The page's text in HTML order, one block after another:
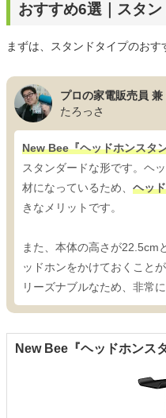
おすすめ6選｜スタ
まずは、スタンドタイプのおす
プロの家電販売員
たろっさ
New Bee『ヘッドホンスタ
スタンダードな形です。ヘ
材になっているため、 ヘッ
きなメリットです。
また、本体の高さが22.5cm
ッドホンをかけておくこと
リーズナブルなため、非常
New Bee『ヘッドホンス